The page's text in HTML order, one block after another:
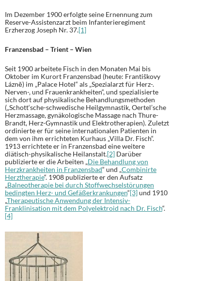
Im Dezember 1900 erfolgte seine Ernennung zum
Reserve-Assistenzarzt beim Infanterieregiment
Erzherzog Joseph Nr. 37.[1]
Franzensbad – Trient – Wien
Seit 1900 arbeitete Fisch in den Monaten Mai bis
Oktober im Kurort Franzensbad (heute: Františkovy
Lázně) im „Palace Hotel“ als „Spezialarzt für Herz-.
Nerven-, und Frauenkrankheiten“, und spezialisierte
sich dort auf physikalische Behandlungsmethoden
(„Schott‘sche-schwedische Heilgymnastik, Oertel’sche
Herzmassage, gynäkologische Massage nach Thure-
Brandt, Herz-Gymnastik und Elektrotherapien). Zuletzt
ordinierte er für seine internationalen Patienten in
dem von ihm errichteten Kurhaus „Villa Dr. Fisch“.
1913 errichtete er in Franzensbad eine weitere
diätisch-physikalische Heilanstalt.[2] Darüber
publizierte er die Arbeiten „Die Behandlung von
Herzkrankheiten in Franzensbad“ und „Combinirte
Herztherapie“. 1908 publizierte er den Aufsatz
„Balneotherapie bei durch Stoffwechselstörungen
bedingten Herz- und Gefäßerkrankungen“[3]und 1910
„Therapeutische Anwendung der Intensiv-
Franklinisation mit dem Polyelektroid nach Dr. Fisch“.
[4]